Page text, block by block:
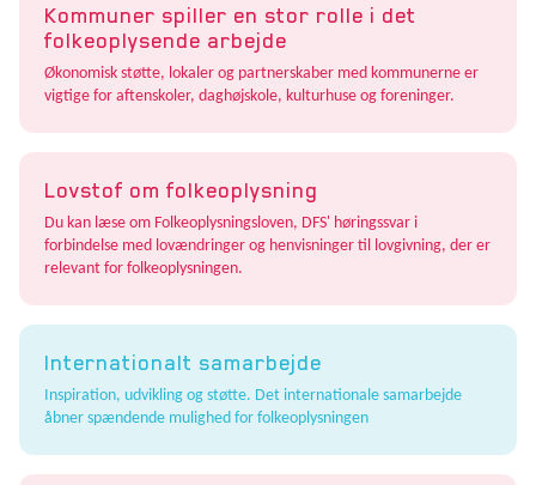
Kommuner spiller en stor rolle i det
folkeoplysende arbejde
Økonomisk støtte, lokaler og partnerskaber med kommunerne er
vigtige for aftenskoler, daghøjskole, kulturhuse og foreninger.
Lovstof om folkeoplysning
Du kan læse om Folkeoplysningsloven, DFS' høringssvar i
forbindelse med lovændringer og henvisninger til lovgivning, der er
relevant for folkeoplysningen.
Internationalt samarbejde
Inspiration, udvikling og støtte. Det internationale samarbejde
åbner spændende mulighed for folkeoplysningen